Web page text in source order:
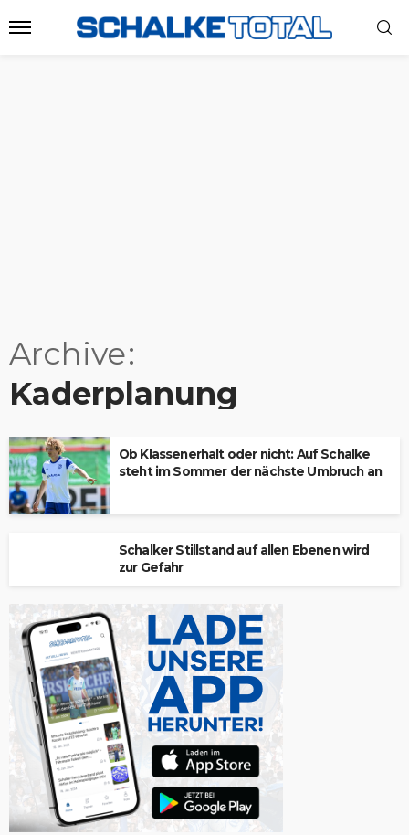
Archive
Kaderplanung
Ob Klassenerhalt oder nicht: Auf Schalke
steht im Sommer der nächste Umbruch an
Schalker Stillstand auf allen Ebenen wird
zur Gefahr